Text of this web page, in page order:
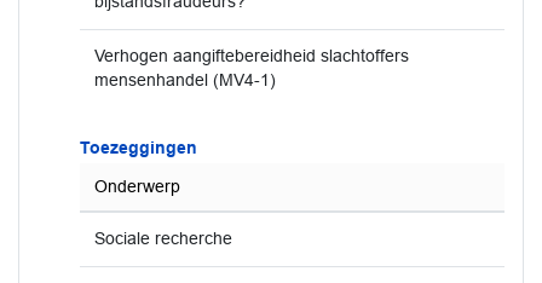
Verhogen aangiftebereidheid slachtoffers
mensenhandel (MV4-1)
Toezeggingen
Onderwerp
Sociale recherche